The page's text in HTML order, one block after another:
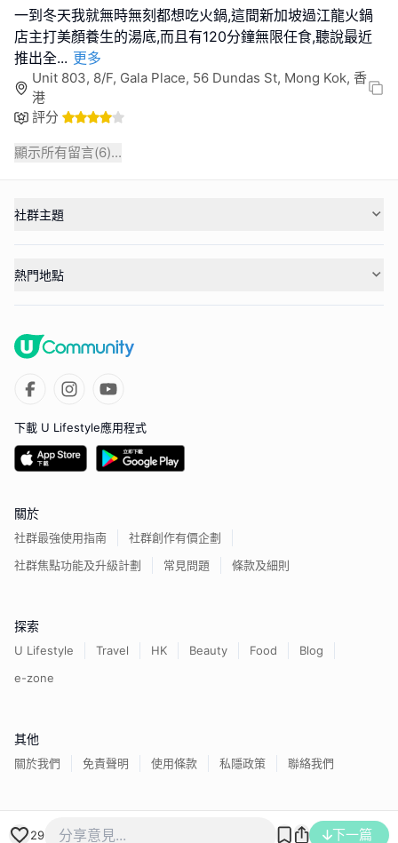
一到冬天我就無時無刻都想吃火鍋,這間新加坡過江龍火鍋
店主打美顏養生的湯底,而且有120分鐘無限任食,聽說最近
推出全... 更多
Unit 803, 8/F, Gala Place, 56 Dundas St, Mong Kok, 香
港
評分
顯示所有留言(6)...
29 下一篇
社群主題
熱門地點
下載 U Lifestyle應用程式
關於
社群最強使用指南
社群創作有價企劃
社群焦點功能及升級計劃
常見問題 條款及細則
探索
U Lifestyle Travel HK Beauty Food
Blog
e-zone
其他
關於我們 免責聲明 使用條款 私隱政策 聯絡我們
香港經濟日報版權所有©